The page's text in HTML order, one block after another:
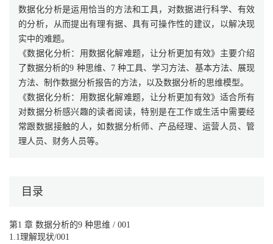
数据化分析是运用恰当的方法和工具，对数据进行科学、有效
的分析，从而提出有理有据、具有可操作性的建议，以解决现
实中的难题。
《数据化分析：用数据化解难题，让分析更加有效》主要介绍
了数据分析的9 种思维、7 种工具、学习方法、基本方法、展现
方法、制作数据分析报告的方法，以及数据分析的思维模型。
《数据化分析：用数据化解难题，让分析更加有效》适合所有
对数据分析感兴趣的读者阅读，特别是在工作或生活中需要经
常跟数据接触的人，如数据分析师、产品经理、运营人员、管
理人员、财务人员等。
目录
第1 章 数据分析的9 种思维 / 001
1.1理解现状/001